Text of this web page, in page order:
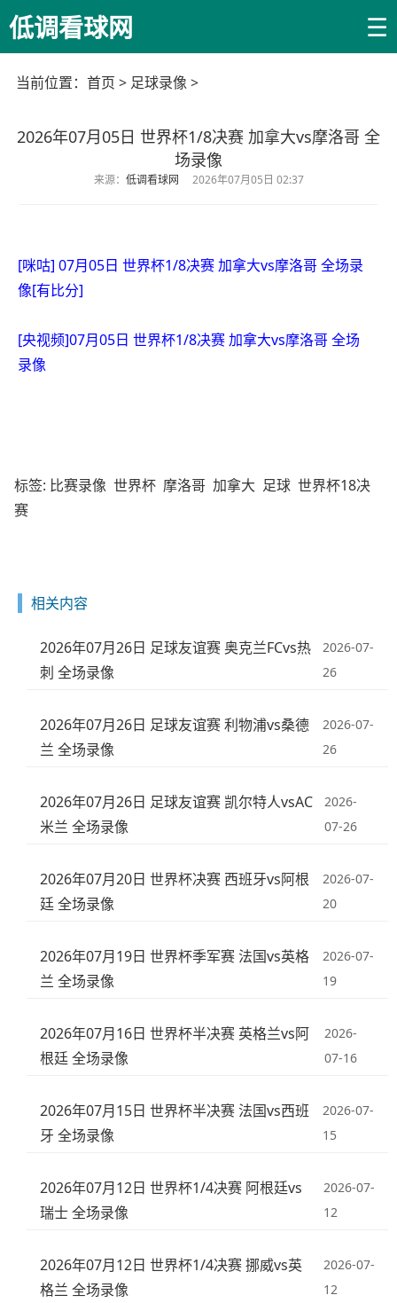
低调看球网 ☰
当前位置： 首页 > 足球录像 >
2026年07月05日 世界杯1/8决赛 加拿大vs摩洛哥 全
场录像
来源： 低调看球网 2026年07月05日 02:37
[咪咕] 07月05日 世界杯1/8决赛 加拿大vs摩洛哥 全场录
像[有比分]
[央视频]07月05日 世界杯1/8决赛 加拿大vs摩洛哥 全场
录像
标签: 比赛录像 世界杯 摩洛哥 加拿大 足球 世界杯18决
赛
相关内容
2026年07月26日 足球友谊赛 奥克兰FCvs热
刺 全场录像
2026-07-
26
2026年07月26日 足球友谊赛 利物浦vs桑德
兰 全场录像
2026-07-
26
2026年07月26日 足球友谊赛 凯尔特人vsAC
米兰 全场录像
2026-
07-26
2026年07月20日 世界杯决赛 西班牙vs阿根
廷 全场录像
2026-07-
20
2026年07月19日 世界杯季军赛 法国vs英格
兰 全场录像
2026-07-
19
2026年07月16日 世界杯半决赛 英格兰vs阿
根廷 全场录像
2026-
07-16
2026年07月15日 世界杯半决赛 法国vs西班
牙 全场录像
2026-07-
15
2026年07月12日 世界杯1/4决赛 阿根廷vs
瑞士 全场录像
2026-07-
12
2026年07月12日 世界杯1/4决赛 挪威vs英
格兰 全场录像
2026-07-
12